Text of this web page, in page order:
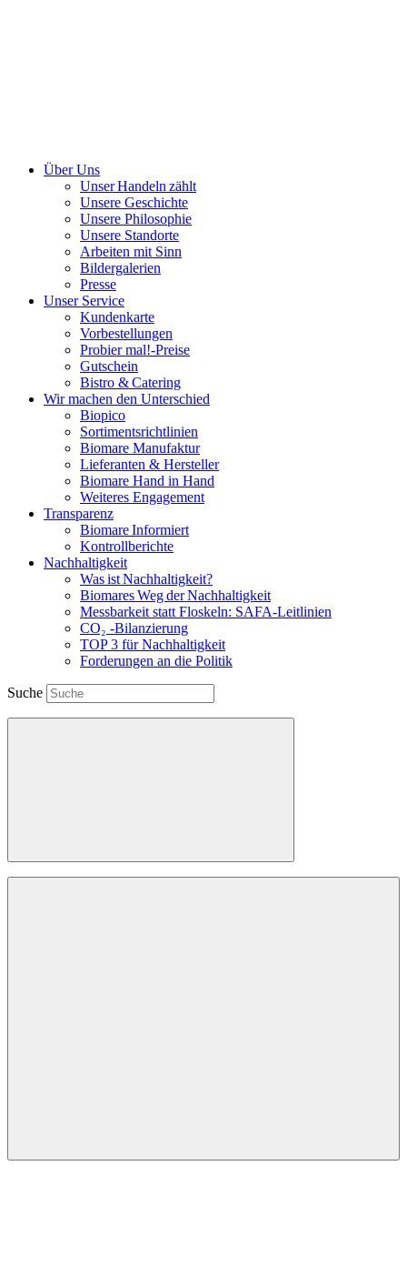
Über Uns
Unser Handeln zählt
Unsere Geschichte
Unsere Philosophie
Unsere Standorte
Arbeiten mit Sinn
Bildergalerien
Presse
Unser Service
Kundenkarte
Vorbestellungen
Probier mal!-Preise
Gutschein
Bistro & Catering
Wir machen den Unterschied
Biopico
Sortimentsrichtlinien
Biomare Manufaktur
Lieferanten & Hersteller
Biomare Hand in Hand
Weiteres Engagement
Transparenz
Biomare Informiert
Kontrollberichte
Nachhaltigkeit
Was ist Nachhaltigkeit?
Biomares Weg der Nachhaltigkeit
Messbarkeit statt Floskeln: SAFA-Leitlinien
CO₂ -Bilanzierung
TOP 3 für Nachhaltigkeit
Forderungen an die Politik
Suche